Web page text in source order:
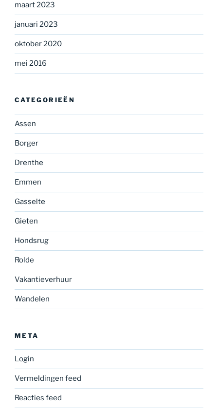
maart 2023
januari 2023
oktober 2020
mei 2016
CATEGORIEËN
Assen
Borger
Drenthe
Emmen
Gasselte
Gieten
Hondsrug
Rolde
Vakantieverhuur
Wandelen
META
Login
Vermeldingen feed
Reacties feed